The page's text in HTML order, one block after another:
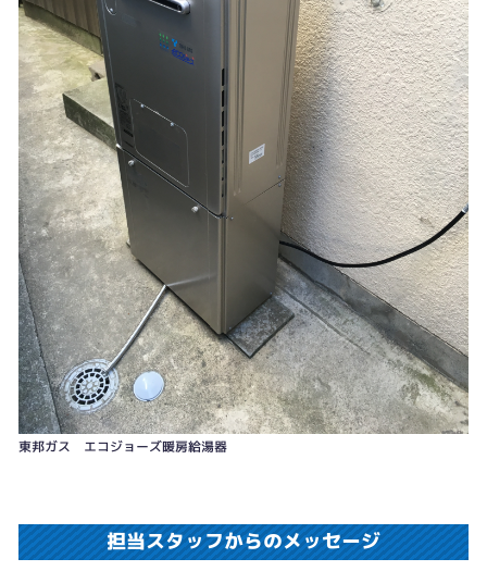
東邦ガス エコジョーズ暖房給湯器
担当スタッフからのメッセージ